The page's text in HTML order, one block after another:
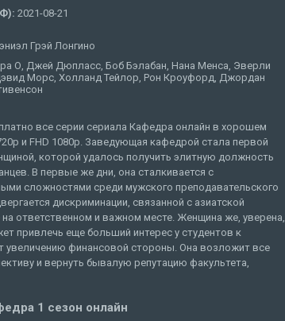
2021-08-21
Грэй Лонгино
О, Джей Дюпласс, Боб Бэлабан, Нана Менса, Эверли
Морс, Холланд Тейлор, Рон Кроуфорд, Джордан
все серии сериала Кафедра онлайн в хорошем
и FHD 1080p. Заведующая кафедрой стала первой
которой удалось получить элитную должность
В первые же дни, она сталкивается с
сложностями среди мужского преподавательского
дискриминации, связанной с азиатской
ответственном и важном месте. Женщина же, уверена,
привлечь еще больший интерес у студентов к
увеличению финансовой стороны. Она возложит все
и вернуть бывалую репутацию факультета,
1 сезон онлайн